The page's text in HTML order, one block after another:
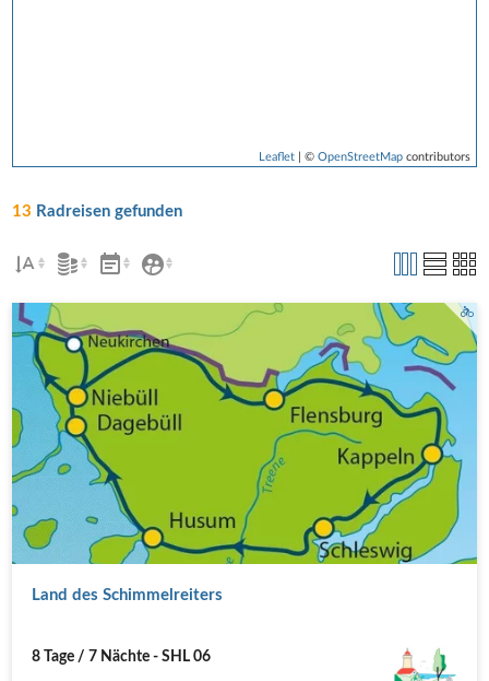
Leaflet| © OpenStreetMapcontributors
13 Radreisen gefunden
Land des Schimmelreiters
8 Tage / 7 Nächte - SHL 06